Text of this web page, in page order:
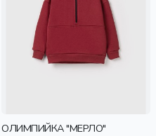
ОЛИМПИЙКА "МЕРЛО"